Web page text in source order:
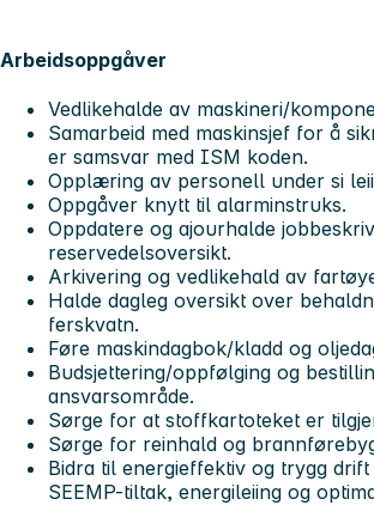
Arbeidsoppgåver
Vedlikehalde av maskineri/
Samarbeid med maskinsjef for å
er samsvar med ISM koden.
Opplæring av personell under si
Oppgåver knytt til alarminstruks.
Oppdatere og ajourhalde
reservedelsoversikt.
Arkivering og vedlikehald av
Halde dagleg oversikt over
ferskvatn.
Føre maskindagbok/kladd og
Budsjettering/oppfølging og
ansvarsområde.
Sørge for at stoffkartoteket er
Sørge for reinhald og
Bidra til energieffektiv og trygg
SEEMP-tiltak, energileiing og